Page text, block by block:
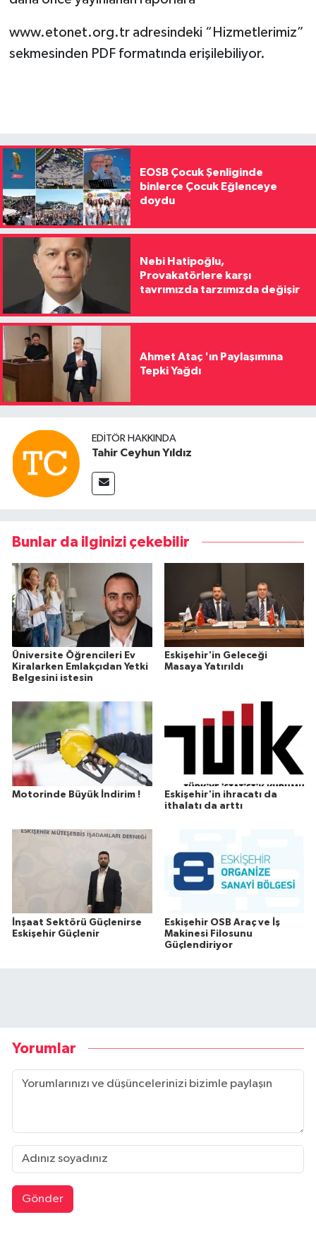
www.etonet.org.tr adresindeki “Hizmetlerimiz”
sekmesinden PDF formatında erişilebiliyor.
EOSB Çocuk Şenliginde
binlerce Çocuk Eğlenceye
doydu
Nebi Hatipoğlu,
Provakatörlere karşı
tavrımızda tarzımızda değişir
Ahmet Ataç 'ın Paylaşımına
Tepki Yağdı
EDITÖR HAKKINDA
Tahir Ceyhun Yıldız
Bunlar da ilginizi çekebilir
Üniversite Öğrencileri Ev
Kiralarken Emlakçıdan Yetki
Belgesini istesin
Eskişehir'in Geleceği
Masaya Yatırıldı
Motorinde Büyük İndirim !
Eskişehir'in ihracatı da
ithalatı da arttı
İnşaat Sektörü Güçlenirse
Eskişehir Güçlenir
Eskişehir OSB Araç ve İş
Makinesi Filosunu
Güçlendiriyor
Yorumlar
Gönder